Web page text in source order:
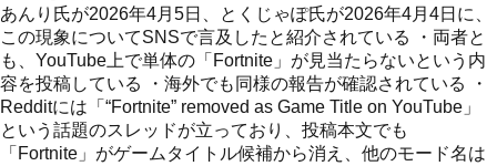
あんり氏が2026年4月5日、とくじゃぽ氏が2026年4月4日に、
この現象についてSNSで言及したと紹介されている ・両者と
も、YouTube上で単体の「Fortnite」が見当たらないという内
容を投稿している ・海外でも同様の報告が確認されている ・
Redditには「“Fortnite” removed as Game Title on YouTube」
という話題のスレッドが立っており、投稿本文でも
「Fortnite」がゲームタイトル候補から消え、他のモード名は